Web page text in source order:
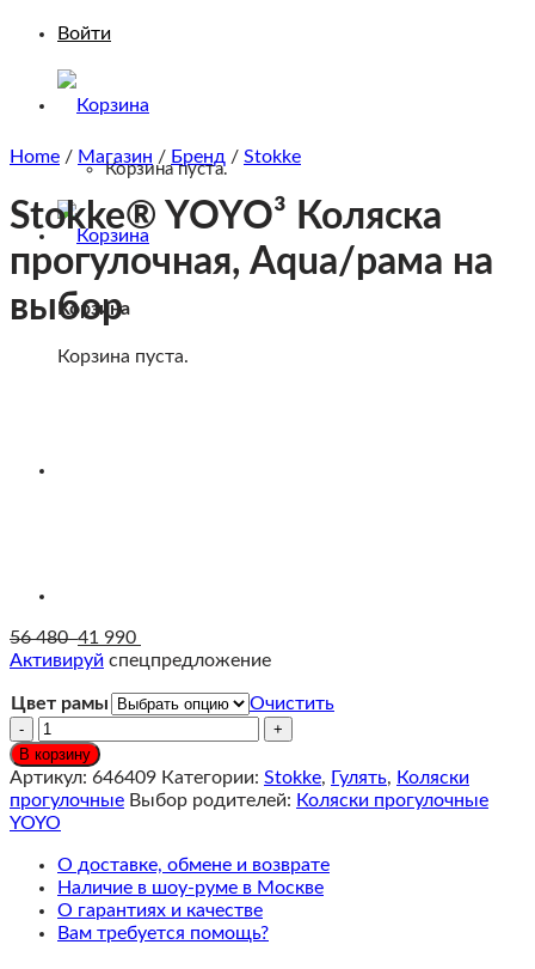
Войти
Корзина пуста.
Корзина
Корзина пуста.
Home / Магазин / Бренд / Stokke
Stokke® YOYO³ Коляска
прогулочная, Aqua/рама на
выбор
56 480 41 990
Активируй спецпредложение
Цвет рамы
Очистить
Количество
Stokke®
YOYO³
Коляска
прогулочная,
рама
на
выбор
В корзину
Артикул: 646409 Категории: Stokke, Гулять, Коляски
прогулочные Выбор родителей: Коляски прогулочные
YOYO
О доставке, обмене и возврате
Наличие в шоу-руме в Москве
О гарантиях и качестве
Вам требуется помощь?